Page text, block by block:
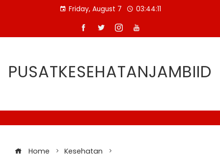
Friday, August 7 03:44:12
PUSATKESEHATANJAMBIID
Home
Kesehatan